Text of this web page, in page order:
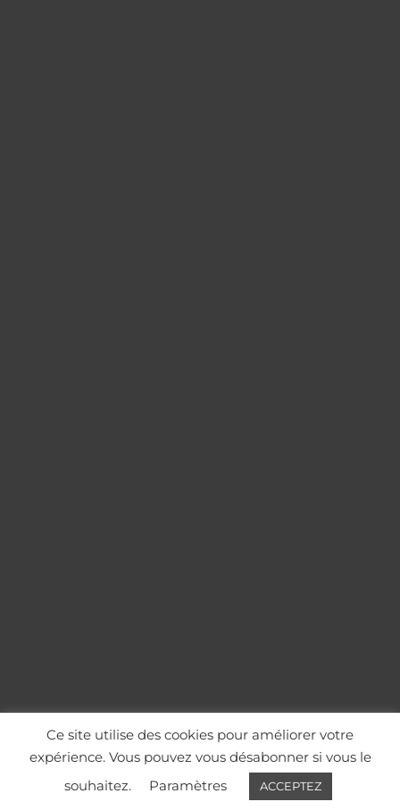
Ce site utilise des cookies pour améliorer votre
expérience. Vous pouvez vous désabonner si vous le
souhaitez.
Paramètres ACCEPTEZ